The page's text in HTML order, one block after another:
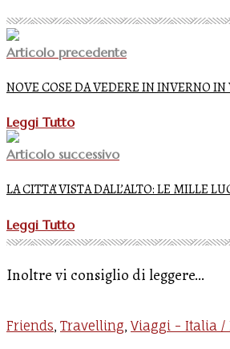
Articolo precedente
NOVE COSE DA VEDERE IN INVERNO
Leggi Tutto
Articolo successivo
LA CITTA’ VISTA DALL’ALTO: LE MILLE
Leggi Tutto
Inoltre vi consiglio di leggere...
Friends, Travelling, Viaggi - Italia /